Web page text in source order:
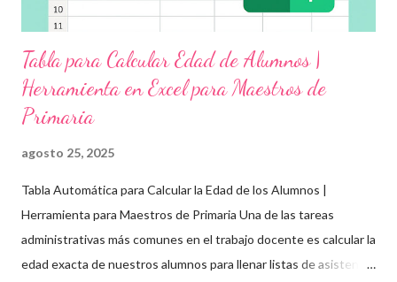
Tabla para Calcular Edad de Alumnos |
Herramienta en Excel para Maestros de
Primaria
agosto 25, 2025
Tabla Automática para Calcular la Edad de los Alumnos |
Herramienta para Maestros de Primaria Una de las tareas
administrativas más comunes en el trabajo docente es calcular la
edad exacta de nuestros alumnos para llenar listas de asistencia